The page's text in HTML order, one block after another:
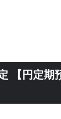
【円定期